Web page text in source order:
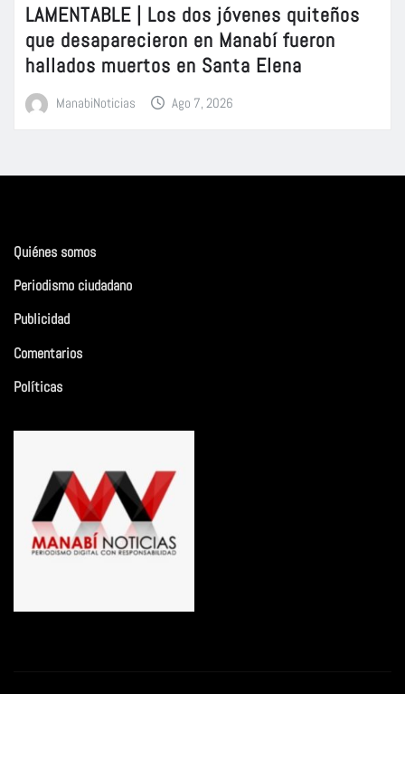
LAMENTABLE | Los dos jóvenes quiteños
que desaparecieron en Manabí fueron
hallados muertos en Santa Elena
ManabiNoticias Ago 7, 2026
Quiénes somos
Periodismo ciudadano
Publicidad
Comentarios
Políticas